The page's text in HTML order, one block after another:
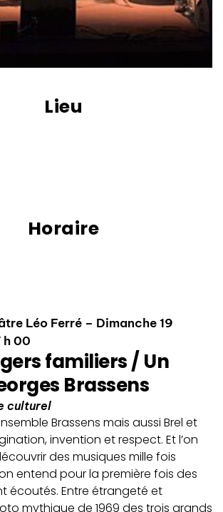
Lieu
Horaire
Léo Ferré – Dimanche 19
h 00
familiers / Un
Brassens
culturel
Brassens mais aussi Brel et
invention et respect. Et l’on
des musiques mille fois
entend pour la première fois des
écoutés. Entre étrangeté et
mythique de 1969 des trois grands